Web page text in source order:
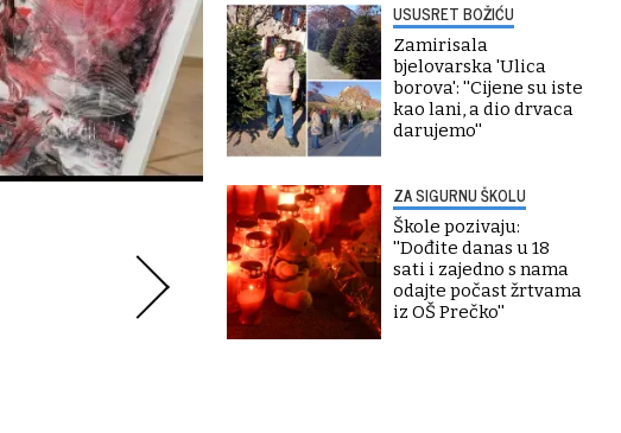
USUSRET BOŽIĆU
Zamirisala
bjelovarska 'Ulica
borova': ''Cijene su iste
kao lani, a dio drvaca
darujemo''
ZA SIGURNU ŠKOLU
Škole pozivaju:
''Dođite danas u 18
sati i zajedno s nama
odajte počast žrtvama
iz OŠ Prečko''